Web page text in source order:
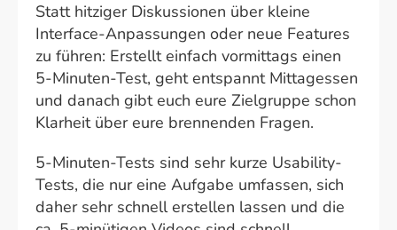
Statt hitziger Diskussionen über kleine
Interface-Anpassungen oder neue Features
zu führen: Erstellt einfach vormittags einen
5-Minuten-Test, geht entspannt Mittagessen
und danach gibt euch eure Zielgruppe schon
Klarheit über eure brennenden Fragen.
5-Minuten-Tests sind sehr kurze Usability-
Tests, die nur eine Aufgabe umfassen, sich
daher sehr schnell erstellen lassen und die